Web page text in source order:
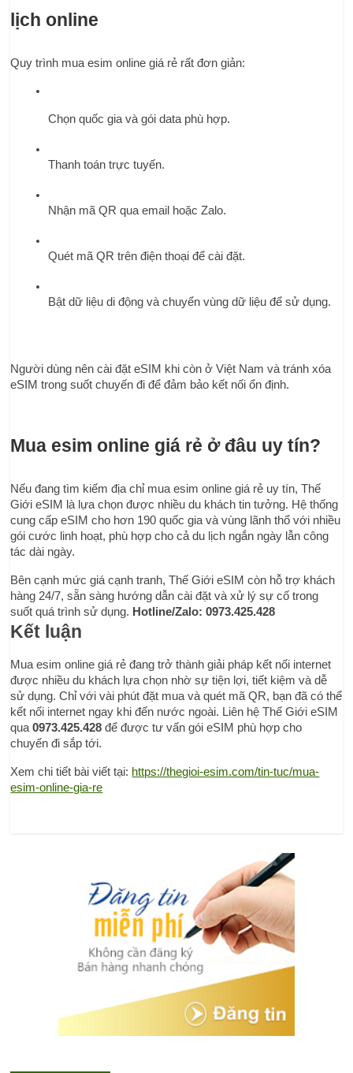
lịch online
Quy trình mua esim online giá rẻ rất đơn giản:
Chọn quốc gia và gói data phù hợp.
Thanh toán trực tuyến.
Nhận mã QR qua email hoặc Zalo.
Quét mã QR trên điện thoại để cài đặt.
Bật dữ liệu di động và chuyển vùng dữ liệu để sử dụng.
Người dùng nên cài đặt eSIM khi còn ở Việt Nam và tránh xóa
eSIM trong suốt chuyến đi để đảm bảo kết nối ổn định.
Mua esim online giá rẻ ở đâu uy tín?
Nếu đang tìm kiếm địa chỉ mua esim online giá rẻ uy tín, Thế
Giới eSIM là lựa chọn được nhiều du khách tin tưởng. Hệ thống
cung cấp eSIM cho hơn 190 quốc gia và vùng lãnh thổ với nhiều
gói cước linh hoạt, phù hợp cho cả du lịch ngắn ngày lẫn công
tác dài ngày.
Bên cạnh mức giá cạnh tranh, Thế Giới eSIM còn hỗ trợ khách
hàng 24/7, sẵn sàng hướng dẫn cài đặt và xử lý sự cố trong
suốt quá trình sử dụng. Hotline/Zalo: 0973.425.428
Kết luận
Mua esim online giá rẻ đang trở thành giải pháp kết nối internet
được nhiều du khách lựa chọn nhờ sự tiện lợi, tiết kiệm và dễ
sử dụng. Chỉ với vài phút đặt mua và quét mã QR, bạn đã có thể
kết nối internet ngay khi đến nước ngoài. Liên hệ Thế Giới eSIM
qua 0973.425.428 để được tư vấn gói eSIM phù hợp cho
chuyến đi sắp tới.
Xem chi tiết bài viết tại: https://thegioi-esim.com/tin-tuc/mua-
esim-online-gia-re